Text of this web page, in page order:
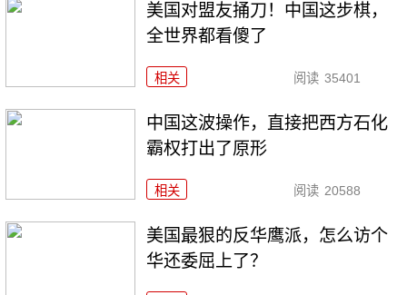
美国对盟友捅刀！中国这步棋，
全世界都看傻了
相关 阅读 35401
中国这波操作，直接把西方石化
霸权打出了原形
相关 阅读 20588
美国最狠的反华鹰派，怎么访个
华还委屈上了？